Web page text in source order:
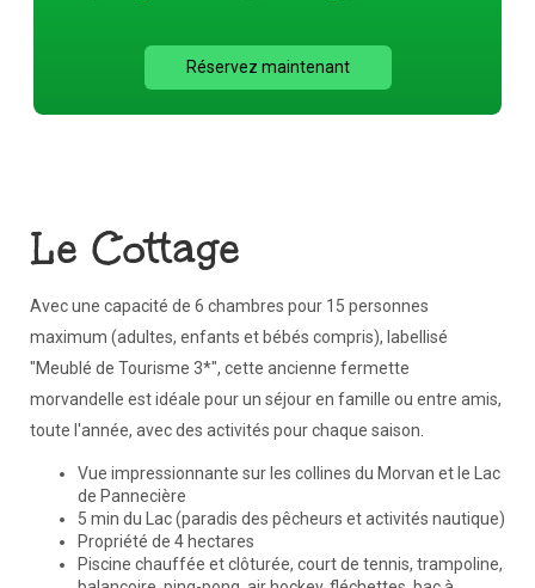
Réservez maintenant
Le Cottage
​Avec une capacité de 6 chambres pour 15 personnes
maximum (adultes, enfants et bébés compris), labellisé
"Meublé de Tourisme 3*", cette ancienne fermette
morvandelle est idéale pour un séjour en famille ou entre amis,
toute l'année, avec des activités pour chaque saison. ​
Vue impressionnante sur les collines du Morvan et le Lac
de Pannecière
5 min du Lac (paradis des pêcheurs et activités nautique)
Propriété de 4 hectares
Piscine chauffée et clôturée, court de tennis, trampoline,